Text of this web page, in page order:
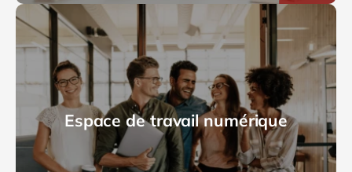
Espace de travail numérique